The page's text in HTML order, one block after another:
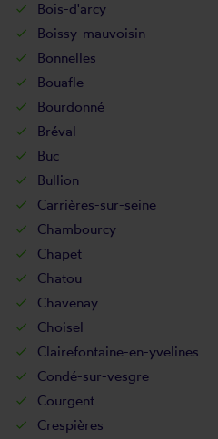
Bois-d'arcy
Boissy-mauvoisin
Bonnelles
Bouafle
Bourdonné
Bréval
Buc
Bullion
Carrières-sur-seine
Chambourcy
Chapet
Chatou
Chavenay
Choisel
Clairefontaine-en-yvelines
Condé-sur-vesgre
Courgent
Crespières